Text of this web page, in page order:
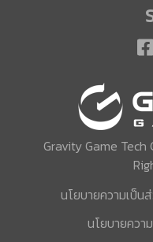
Gravity Game
นโยบายความเป็น
นโยบายควา